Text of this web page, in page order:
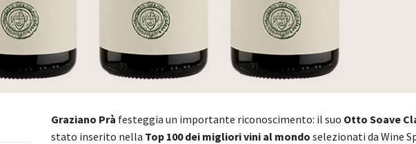
Graziano Prà festeggia un importante riconoscimento: il suo Otto Soave
stato inserito nella Top 100 dei migliori vini al mondo selezionati da Wine